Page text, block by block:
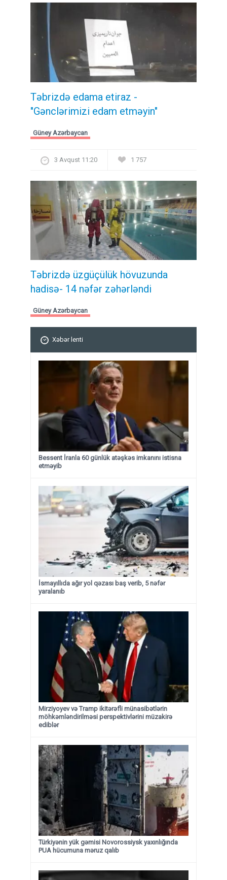
Təbrizdə edama etiraz -
"Gənclərimizi edam etməyin"
Güney Azərbaycan
3 Avqust 11:20 1 757
Təbrizdə üzgüçülük hövuzunda
hadisə- 14 nəfər zəhərləndi
Güney Azərbaycan
Xəbər lenti
Bessent İranla 60 günlük atəşkəs imkanını istisna
etməyib
İsmayıllıda ağır yol qəzası baş verib, 5 nəfər
yaralanıb
Mirziyoyev və Tramp ikitərəfli münasibətlərin
möhkəmləndirilməsi perspektivlərini müzakirə
ediblər
Türkiyənin yük gəmisi Novorossiysk yaxınlığında
PUA hücumuna məruz qalıb